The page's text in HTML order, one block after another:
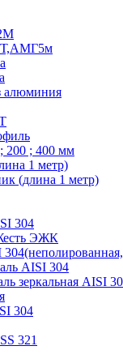
алюминия
200 ; 400 мм
1 метр)
(длина 1 метр)
304
ЭЖК
AISI 304
зеркальная AISI
304
321